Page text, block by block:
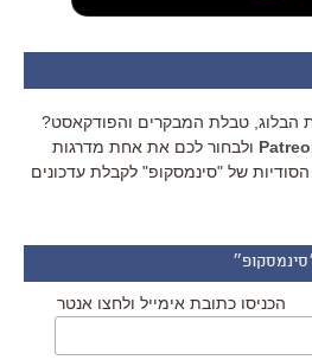
הבלוג, טבלת המבקרים והפודקאסט?
ולבחור לכם את אחת מדרגות
של "סינמסקופ" לקבלת עדכונים
הכניסו כתובת אימייל ולחצו אנטר